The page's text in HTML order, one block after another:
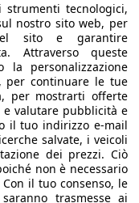
per la correttezza
Torna su
auto europeo.
tecnologici,
nostro sito web, per
sito e garantire
Attraverso queste
la personalizzazione
per continuare le tue
per mostrarti offerte
valutare pubblicità e
il tuo indirizzo e-mail
salvate, i veicoli
dei prezzi. Ciò
non è necessario
il tuo consenso, le
trasmesse ai